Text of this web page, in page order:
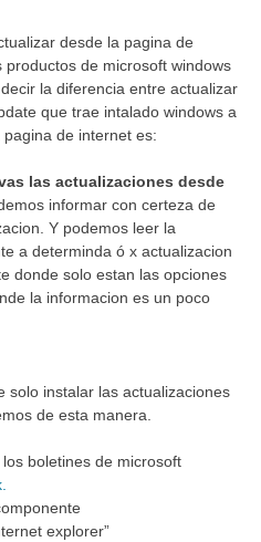
desde la pagina de
de microsoft windows
la diferencia entre actualizar
que trae intalado windows a
de internet es:
las actualizaciones desde
informar con certeza de
Y podemos leer la
a determinda ó x actualizacion
donde solo estan las opciones
la informacion es un poco
solo instalar las actualizaciones
de esta manera.
boletines de microsoft
explorer”